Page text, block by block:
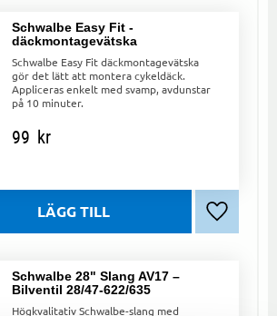
Schwalbe Easy Fit -
däckmontagevätska
Schwalbe Easy Fit däckmontagevätska
gör det lätt att montera cykeldäck.
Appliceras enkelt med svamp, avdunstar
på 10 minuter.
99 kr
Lägg till
Schwalbe 28" Slang AV17 –
Bilventil 28/47-622/635
Högkvalitativ Schwalbe-slang med